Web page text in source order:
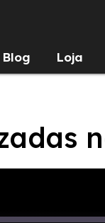
Blog Loja